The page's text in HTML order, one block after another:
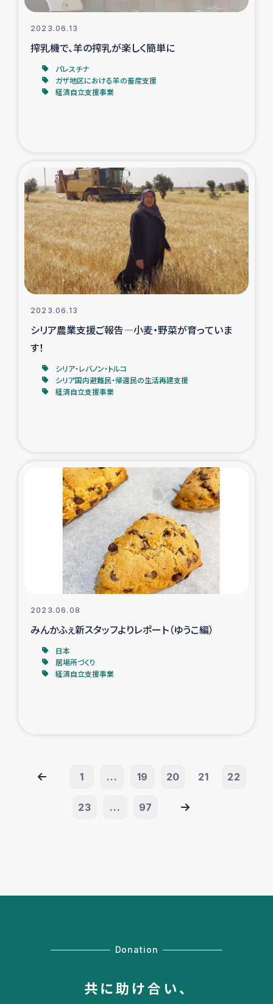
2023.06.13
搾乳機で、羊の搾乳が楽しく簡単に
パレスチナ
ガザ地区における羊の畜産支援
経済自立支援事業
2023.06.13
シリア農業支援ご報告―小麦・野菜が育っていま
す！
シリア・レバノン・トルコ
シリア国内避難民・帰還民の生活再建支援
経済自立支援事業
2023.06.08
みんかふぇ新スタッフよりレポート（ゆうこ編）
日本
居場所づくり
経済自立支援事業
1 ... 19 20 21 22
23 ... 97
Donation
共に助け合い、